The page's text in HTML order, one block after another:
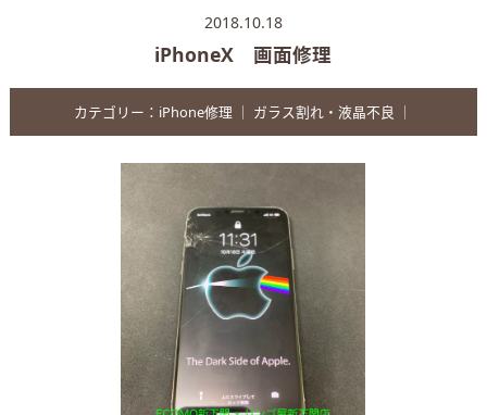
2018.10.18
iPhoneX 画面修理
カテゴリー： iPhone修理 ｜ ガラス割れ・液晶不良 ｜